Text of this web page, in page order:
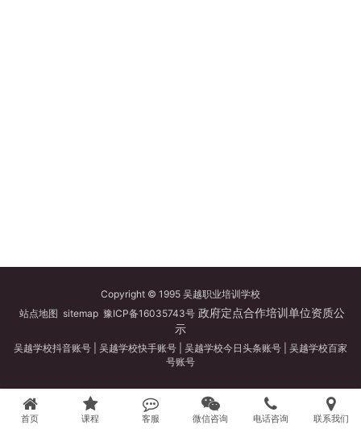
Copyright © 1995 吴越职业培训学校
站点地图 sitemap 豫ICP备16035743号政府定点合作培训单位资质公
示
吴越学校抖音账号 吴越学校快手账号 吴越学校今日头条账号
吴越学校百家
号账号
首页 课程 客服 微信咨询 电话咨询 联系我们